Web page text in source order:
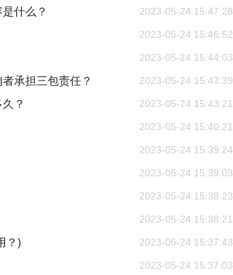
2023-05-24 15:47:28
什么？
2023-05-24 15:46:52
2023-05-24 15:44:03
2023-05-24 15:43:39
承担三包责任？
2023-05-24 15:43:21
？
2023-05-24 15:40:21
2023-05-24 15:39:24
2023-05-24 15:39:03
2023-05-24 15:38:23
2023-05-24 15:38:21
2023-05-24 15:37:43
？)
2023-05-24 15:37:03